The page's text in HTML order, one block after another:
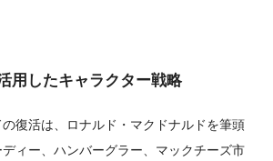
用したキャラクター戦略
復活は、ロナルド・マクドナルドを筆頭
ィー、ハンバーグラー、マックチーズ市